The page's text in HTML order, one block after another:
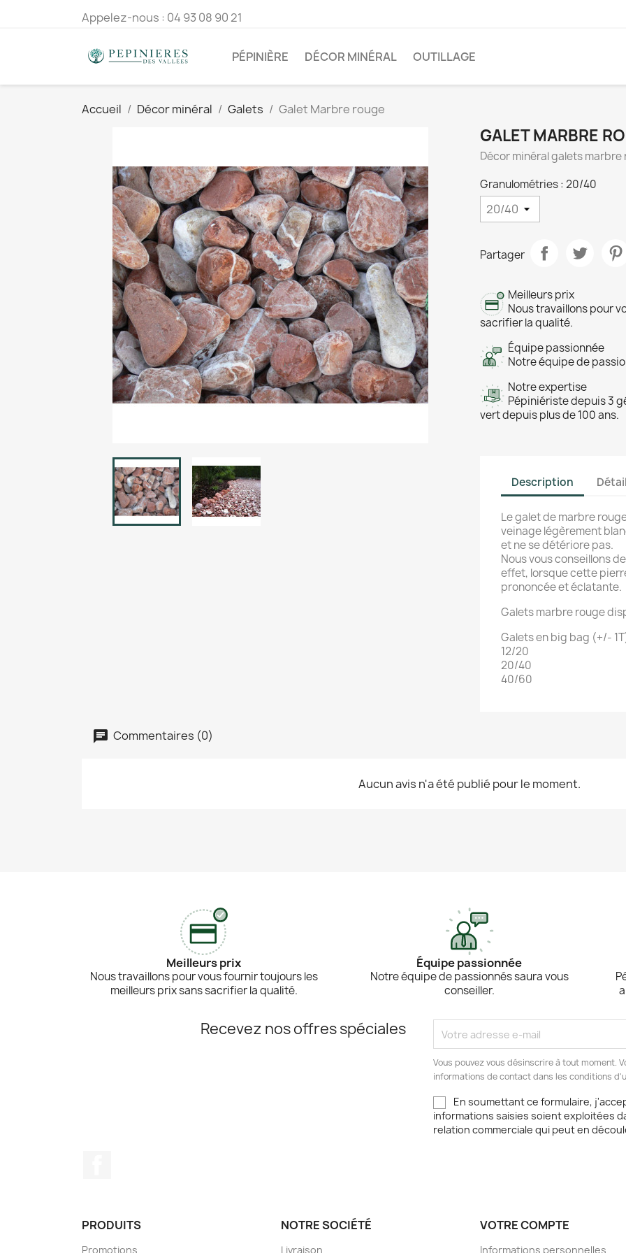
Appelez-nous : 04 93 08 90 21
PÉPINIÈRE DÉCOR MINÉRAL OUTILLAGE
Accueil Décor minéral Galets Galet Marbre rouge
GALET MARBRE
Décor minéral galets marbre
Granulométries : 20/40
Partager
Meilleurs prix
Nous travaillons pour
sacrifier la qualité.
Équipe passionnée
Notre équipe de
Notre expertise
Pépiniériste depuis 3
vert depuis plus de 100 ans.
Description
Le galet de marbre
veinage légèrement
et ne se détériore pas.
Nous vous conseillons
effet, lorsque cette
prononcée et éclatante.
Galets marbre rouge
Galets en big bag (+/-
12/20
20/40
40/60
Commentaires (0)
Aucun avis n'a été publié pour le moment.
Meilleurs prix
Nous travaillons pour vous fournir toujours les
meilleurs prix sans sacrifier la qualité.
Équipe passionnée
Notre équipe de passionnés saura vous
conseiller.
Recevez nos offres spéciales
Vous pouvez vous désinscrire à tout moment.
informations de contact dans les conditions
En soumettant ce formulaire,
informations saisies soient exploitées
relation commerciale qui peut en
PRODUITS
Promotions
NOTRE SOCIÉTÉ
Livraison
VOTRE COMPTE
Informations personnelles